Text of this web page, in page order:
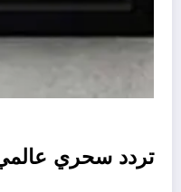
تردد سحري